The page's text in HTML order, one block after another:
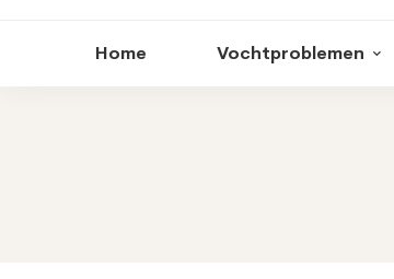
Home Vochtproblemen